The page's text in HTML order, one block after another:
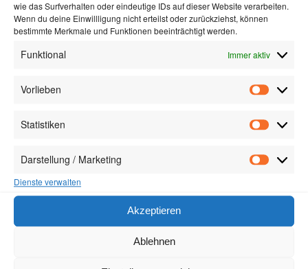
wie das Surfverhalten oder eindeutige IDs auf dieser Website verarbeiten.
Wenn du deine Einwillligung nicht erteilst oder zurückziehst, können
bestimmte Merkmale und Funktionen beeinträchtigt werden.
Funktional Immer aktiv
Vorlieben Vorlieben
Statistiken
Darstellung / Marketing
Marketing
Dienste verwalten
Akzeptieren
Ablehnen
Von Küchenprofis für Sie kreiert